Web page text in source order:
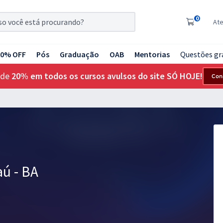
0
OFF Pós Graduação OAB Mentorias Questões
20% em todos os cursos avulsos do site SÓ HOJE!
- BA